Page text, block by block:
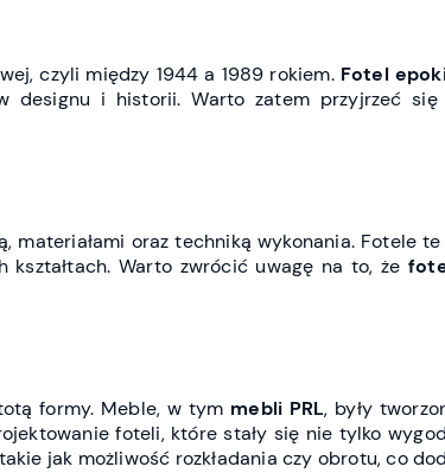
czyli między 1944 a 1989 rokiem. Fotel
designu i historii. Warto zatem przyjrzeć
oraz techniką wykonania. Fotele
Warto zwrócić uwagę na to, że
formy. Meble, w tym mebli PRL, były
foteli, które stały się nie tylko
jak możliwość rozkładania czy obrotu, co